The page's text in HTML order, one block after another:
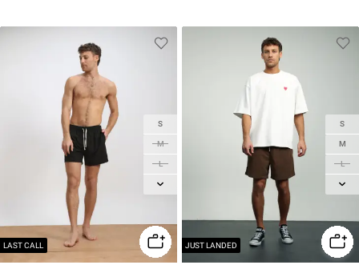
JUST LANDED
S
M
L
XL
LAST CALL
S
M
L
XL